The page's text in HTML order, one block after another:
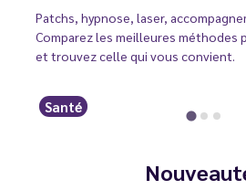
Patchs, hypnose, laser,
Comparez les meilleures méthodes
et trouvez celle qui vous convient.
Santé